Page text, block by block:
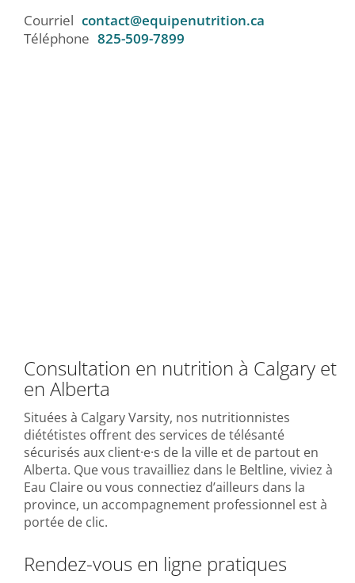
Courriel contact@equipenutrition.ca
Téléphone 825-509-7899
Consultation en nutrition à Calgary et
en Alberta
Situées à Calgary Varsity, nos nutritionnistes
diététistes offrent des services de télésanté
sécurisés aux client·e·s de la ville et de partout en
Alberta. Que vous travailliez dans le Beltline, viviez à
Eau Claire ou vous connectiez d’ailleurs dans la
province, un accompagnement professionnel est à
portée de clic.
Rendez-vous en ligne pratiques